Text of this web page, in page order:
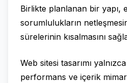
Birlikte planlanan bir yapı,
sorumlulukların
sürelerinin kısalmasını
Web sitesi tasarımı
performans ve içerik